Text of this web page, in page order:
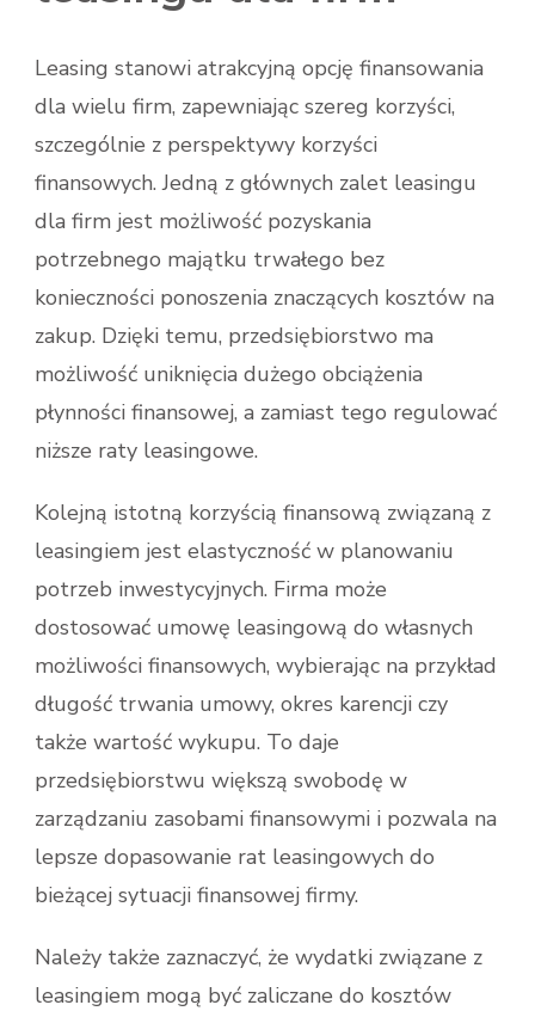
Leasing stanowi atrakcyjną opcję finansowania
dla wielu firm, zapewniając szereg korzyści,
szczególnie z perspektywy korzyści
finansowych. Jedną z głównych zalet leasingu
dla firm jest możliwość pozyskania
potrzebnego majątku trwałego bez
konieczności ponoszenia znaczących kosztów na
zakup. Dzięki temu, przedsiębiorstwo ma
możliwość uniknięcia dużego obciążenia
płynności finansowej, a zamiast tego regulować
niższe raty leasingowe.
Kolejną istotną korzyścią finansową związaną z
leasingiem jest elastyczność w planowaniu
potrzeb inwestycyjnych. Firma może
dostosować umowę leasingową do własnych
możliwości finansowych, wybierając na przykład
długość trwania umowy, okres karencji czy
także wartość wykupu. To daje
przedsiębiorstwu większą swobodę w
zarządzaniu zasobami finansowymi i pozwala na
lepsze dopasowanie rat leasingowych do
bieżącej sytuacji finansowej firmy.
Należy także zaznaczyć, że wydatki związane z
leasingiem mogą być zaliczane do kosztów